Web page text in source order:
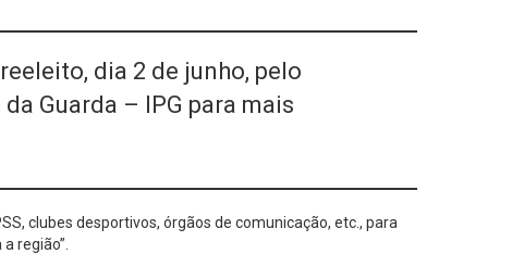
dia 2 de junho, pelo
Guarda – IPG para mais
clubes desportivos, órgãos de comunicação, etc., para
região”.